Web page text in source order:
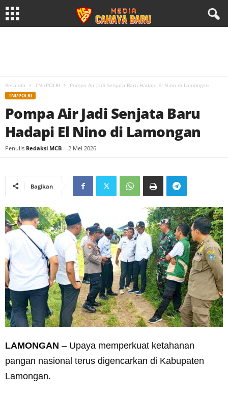
Beranda TNI/POLRI Pompa Air Jadi Senjata Baru Hadapi El Nino di Lamongan
TNI/POLRI
Pompa Air Jadi Senjata Baru
Hadapi El Nino di Lamongan
Penulis Redaksi MCB - 2 Mei 2026
Bagikan
LAMONGAN – Upaya memperkuat ketahanan
pangan nasional terus digencarkan di Kabupaten
Lamongan.